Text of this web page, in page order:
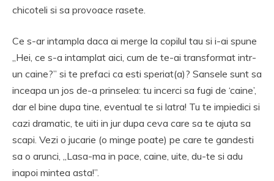
chicoteli si sa provoace rasete.
Ce s-ar intampla daca ai merge la copilul tau si i-ai spune
„Hei, ce s-a intamplat aici, cum de te-ai transformat intr-
un caine?” si te prefaci ca esti speriat(a)? Sansele sunt sa
inceapa un jos de-a prinselea: tu incerci sa fugi de ‘caine’,
dar el bine dupa tine, eventual te si latra! Tu te impiedici si
cazi dramatic, te uiti in jur dupa ceva care sa te ajuta sa
scapi. Vezi o jucarie (o minge poate) pe care te gandesti
sa o arunci, „Lasa-ma in pace, caine, uite, du-te si adu
inapoi mintea asta!”.